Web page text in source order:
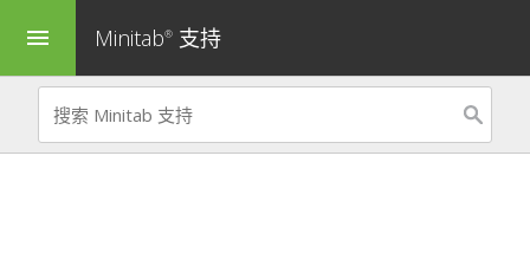
menu Minitab® 支持